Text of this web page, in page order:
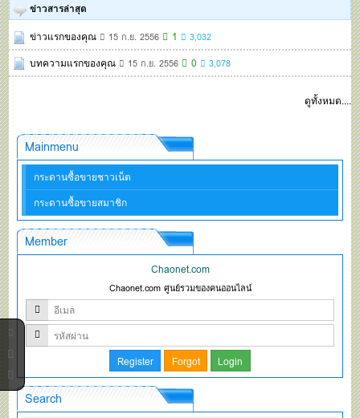
ข่าวสารล่าสุด
ข่าวแรกของคุณ
15 ก.ย. 2556 1 3,032
บทความแรกของคุณ 15 ก.ย. 2556 0 3,078
ดูทั้งหมด....
Mainmenu
กระดานซื้อขายชาวเน็ต
กระดานซื้อขายสมาชิก
Member
Chaonet.com
Chaonet.com ศูนย์รวมของคนออนไลน์
Search